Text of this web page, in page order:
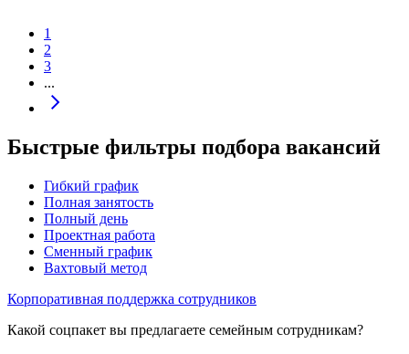
1
2
3
...
Быстрые фильтры подбора вакансий
Гибкий график
Полная занятость
Полный день
Проектная работа
Сменный график
Вахтовый метод
Корпоративная поддержка сотрудников
Какой соцпакет вы предлагаете семейным сотрудникам?